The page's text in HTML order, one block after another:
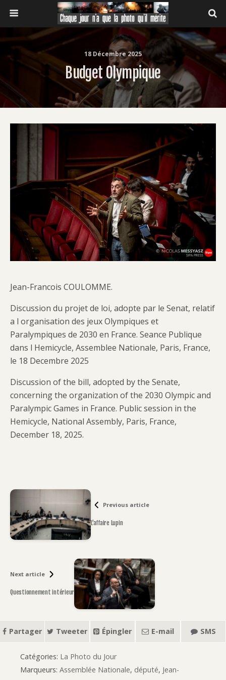
18 Décembre 2025
Budget Olympique
Jean-Francois COULOMME.
Discussion du projet de loi, adopte par le Senat, relatif
a l organisation des jeux Olympiques et
Paralympiques de 2030 en France. Seance Publique
dans l Hemicycle, Assemblee Nationale, Paris, France,
le 18 Decembre 2025
Discussion of the bill, adopted by the Senate,
concerning the organization of the 2030 Olympic and
Paralympic Games in France. Public session in the
Hemicycle, National Assembly, Paris, France,
December 18, 2025.
Previous article
L’affaire Lupin
Next article
Questionnement intérieur
Partager Tweeter Épingler E-mail SMS
Catégories: La Photo du Jour
Marqueurs: Assemblée Nationale, député, Jean-